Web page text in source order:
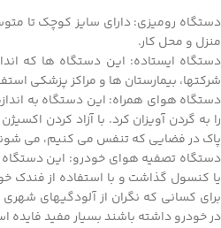
دستگاه رومیزی: دارای سایز کوچک تا
منزل و محل کار.
دستگاه ایستاده: این دستگاه ها که
شرکتها، بیمارستان ها و مراکز پزشکی
دستگاه هوای همراه: این دستگاه به
را به گردن آویزان کرد. با آزاد کردن
پاک در فضایی که تنفس می کنیم، می
دستگاه تصفیه هوای خودرو: این دستگاه
یا کنسول گذاشت و با استفاده از فندک
برای کسانی که نگران از آلودگیهای
در خودرو داشته باشند بسیار مفید فایده